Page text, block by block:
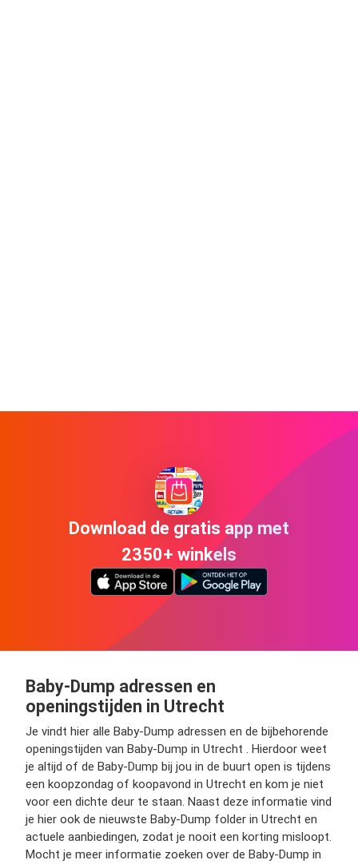
Download de gratis app met
2350+ winkels
Baby-Dump adressen en
openingstijden in Utrecht
Je vindt hier alle Baby-Dump adressen en de bijbehorende
openingstijden van Baby-Dump in Utrecht . Hierdoor weet
je altijd of de Baby-Dump bij jou in de buurt open is tijdens
een koopzondag of koopavond in Utrecht en kom je niet
voor een dichte deur te staan. Naast deze informatie vind
je hier ook de nieuwste Baby-Dump folder in Utrecht en
actuele aanbiedingen, zodat je nooit een korting misloopt.
Mocht je meer informatie zoeken over de Baby-Dump in